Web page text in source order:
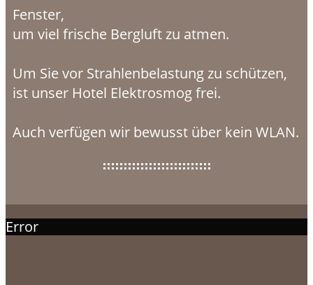
Fenster,
um viel frische Bergluft zu atmen.
Um Sie vor Strahlenbelastung zu schützen,
ist unser Hotel Elektrosmog frei.
Auch verfügen wir bewusst über kein WLAN.
Error